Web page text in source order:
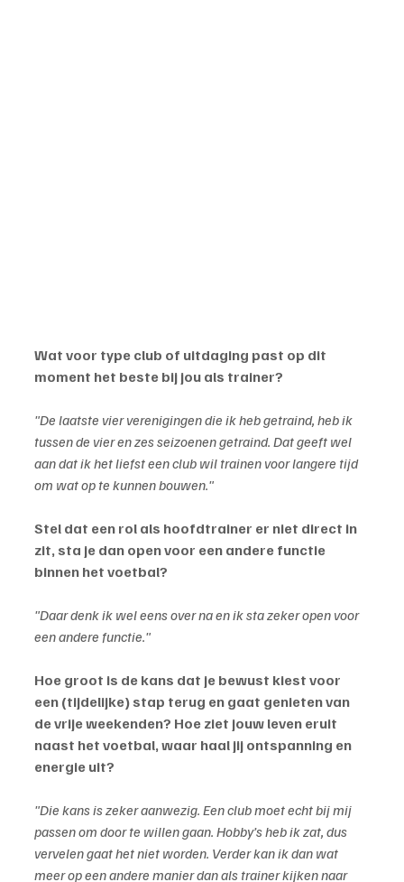
Wat voor type club of uitdaging past op dit
moment het beste bij jou als trainer?
"De laatste vier verenigingen die ik heb getraind, heb ik
tussen de vier en zes seizoenen getraind. Dat geeft wel
aan dat ik het liefst een club wil trainen voor langere tijd
om wat op te kunnen bouwen."
Stel dat een rol als hoofdtrainer er niet direct in
zit, sta je dan open voor een andere functie
binnen het voetbal?
"Daar denk ik wel eens over na en ik sta zeker open voor
een andere functie."
Hoe groot is de kans dat je bewust kiest voor
een (tijdelijke) stap terug en gaat genieten van
de vrije weekenden? Hoe ziet jouw leven eruit
naast het voetbal, waar haal jij ontspanning en
energie uit?
"Die kans is zeker aanwezig. Een club moet echt bij mij
passen om door te willen gaan. Hobby’s heb ik zat, dus
vervelen gaat het niet worden. Verder kan ik dan wat
meer op een andere manier dan als trainer kijken naar